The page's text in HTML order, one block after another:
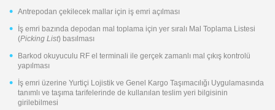
Antrepodan çekilecek mallar için iş emri açılması
İş emri bazında depodan mal toplama için yer sıralı Mal Toplama Listesi
(Picking List) basılması
Barkod okuyuculu RF el terminali ile gerçek zamanlı mal çıkış kontrolü
yapılması
İş emri üzerine Yurtiçi Lojistik ve Genel Kargo Taşımacılığı Uygulamasında
tanımlı ve taşıma tarifelerinde de kullanılan teslim yeri bilgisinin
girilebilmesi